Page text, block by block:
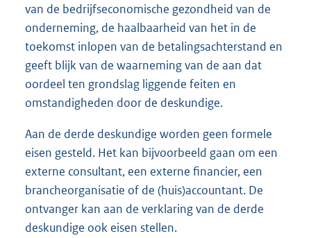
van de bedrijfseconomische gezondheid van de
onderneming, de haalbaarheid van het in de
toekomst inlopen van de betalingsachterstand en
geeft blijk van de waarneming van de aan dat
oordeel ten grondslag liggende feiten en
omstandigheden door de deskundige.
Aan de derde deskundige worden geen formele
eisen gesteld. Het kan bijvoorbeeld gaan om een
externe consultant, een externe financier, een
brancheorganisatie of de (huis)accountant. De
ontvanger kan aan de verklaring van de derde
deskundige ook eisen stellen.